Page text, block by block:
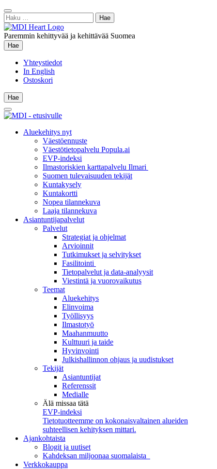
Siirry
sisältöön
Sulje
hae
Haku:
Paremmin kehittyvää ja kehittävää Suomea
Hae
Hae
Yhteystiedot
In English
Ostoskori
Hae
Hae
Main
Menu
Aluekehitys nyt
Väestöennuste
Väestötietopalvelu Popula.ai
EVP-indeksi
Ilmastoriskien karttapalvelu Ilmari
Suomen tulevaisuuden tekijät
Kuntakysely
Kuntakortti
Nopea tilannekuva
Laaja tilannekuva
Asiantuntijapalvelut
Palvelut
Strategiat ja ohjelmat
Arvioinnit
Tutkimukset ja selvitykset
Fasilitointi
Tietopalvelut ja data-analyysit
Viestintä ja vuorovaikutus
Teemat
Aluekehitys
Elinvoima
Työllisyys
Ilmastotyö
Maahanmuutto
Kulttuuri ja taide
Hyvinvointi
Julkishallinnon ohjaus ja uudistukset
Tekijät
Asiantuntijat
Referenssit
Medialle
Älä missaa tätä
EVP-indeksi
Tietotuotteemme on kokonaisvaltainen alueiden
suhteellisen kehityksen mittari.
Ajankohtaista
Blogit ja uutiset
Kahdeksan miljoonaa suomalaista
Verkkokauppa